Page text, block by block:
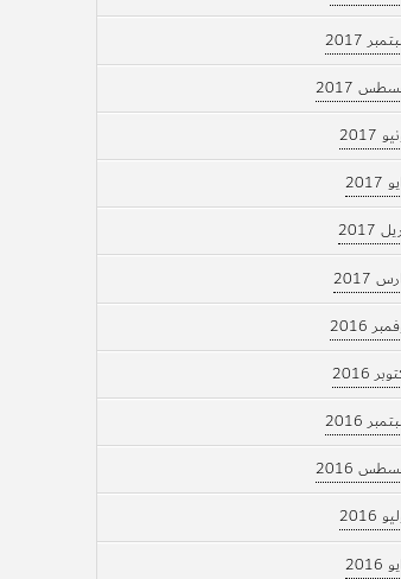
2017
2017
2017
2017
2017
2016
2016
2016
2016
2016